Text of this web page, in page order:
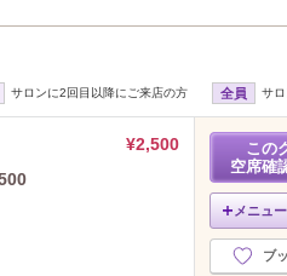
2024年5月分
2024年3月分
2024年2月分
2024年1月分
2023年12月分
2023年11月分
サロンに2回目以降にご来店の方 全員 サ
¥2,500
この
空席確
メニュ
ブ